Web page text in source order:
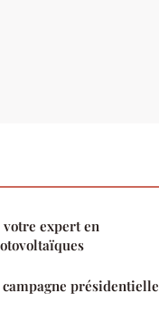
expert en
présidentielle